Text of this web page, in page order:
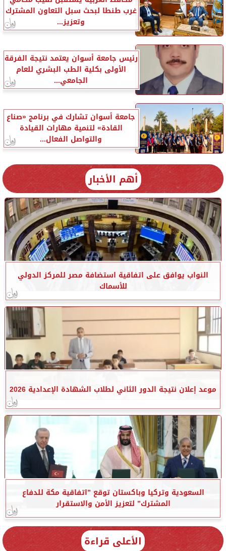
غرب طنطا لبحث سبل التعاون المشترك
وتعزيز...
رئيس جامعة أسوان يعتمد نتيجة الفرقة
الأولى بكلية الطب البشري للعام
الجامعي...
جامعة أسوان تشارك في برنامج «صناع
القادة» لتنمية مهارات القيادة
والتواصل الفعال...
أهم الأخبار
النواب يوافق على اتفاقية استضافة مصر للمركز الدولي
للأسماك
موعد إعلان نتيجة الدور الثاني لطلاب الشهادة الإعدادية 2026
السعودية وتركيا وباكستان توقع ”اتفاقية مكة للدفاع
المشترك” لتعزيز الأمن والاستقرار
الأعلى قراءة